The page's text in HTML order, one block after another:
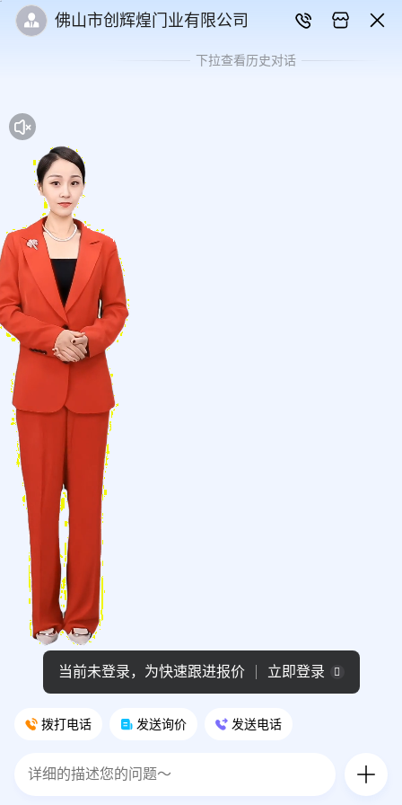
佛山市创辉煌门业有限公司
下拉查看历史对话
拨打电话 发送询价 发送电话
当前未登录，为快速跟进报价 立即登录